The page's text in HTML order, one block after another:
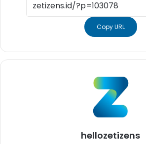
Copy URL
hellozetizens